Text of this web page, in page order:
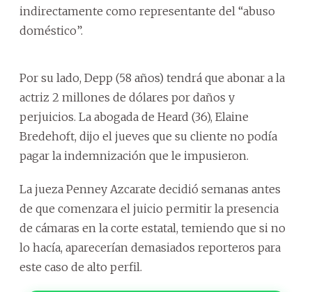
indirectamente como representante del “abuso
doméstico”.
Por su lado, Depp (58 años) tendrá que abonar a la
actriz 2 millones de dólares por daños y
perjuicios. La abogada de Heard (36), Elaine
Bredehoft, dijo el jueves que su cliente no podía
pagar la indemnización que le impusieron.
La jueza Penney Azcarate decidió semanas antes
de que comenzara el juicio permitir la presencia
de cámaras en la corte estatal, temiendo que si no
lo hacía, aparecerían demasiados reporteros para
este caso de alto perfil.